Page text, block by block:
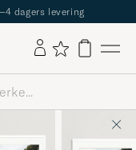
dagers levering